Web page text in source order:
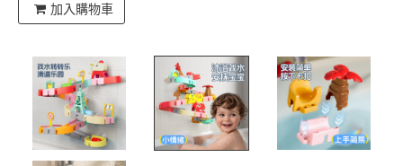
加入購物車